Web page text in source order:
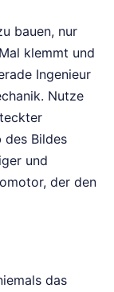
bauen, nur
klemmt und
Ingenieur
Nutze
des Bildes
und
der den
das